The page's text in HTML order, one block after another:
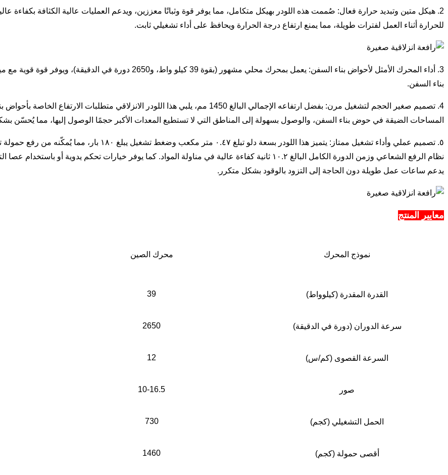
2. هيكل متين وتبديد حرارة فعال: صُممت هذه اللودر بهيكل متكامل، مما يوفر قوة وثباتًا معززين، ويدعم العمليات عالية الكثافة بكفاءة
للحرارة أثناء العمل لفترات طويلة، مما يمنع ارتفاع درجة الحرارة ويحافظ على أداء تشغيلي ثابت.
3. أداء المحرك الأمثل لأحواض بناء السفن: يعمل بمحرك محلي مشهور
بناء السفن.
4. تصميم صغير الحجم لتشغيل مرن: بفضل ارتفاعه الإجمالي البالغ 1450 مم، يلبي هذا اللودر
المساحات الضيقة في حوض بناء السفن، والوصول بسهولة إلى المناطق التي لا تستطيع المعدات الأكبر حجمًا الوصول إليها، مما يُحسّن
يدعم ساعات عمل طويلة دون الحاجة إلى التزود بالوقود بشكل متكرر.
معايير المنتج
نموذج المحرك محرك الصين
القدرة المقدرة (كيلوواط) 39
سرعة الدوران (دورة في الدقيقة) 2650
السرعة القصوى (كم/س) 12
صور 10-16.5
الحمل التشغيلي (كجم) 730
أقصى حمولة (كجم) 1460